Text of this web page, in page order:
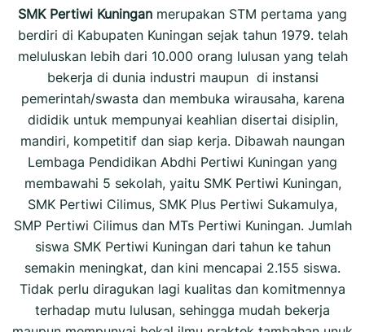
SMK Pertiwi Kuningan merupakan STM pertama yang
berdiri di Kabupaten Kuningan sejak tahun 1979. telah
meluluskan lebih dari 10.000 orang lulusan yang telah
bekerja di dunia industri maupun di instansi
pemerintah/swasta dan membuka wirausaha, karena
dididik untuk mempunyai keahlian disertai disiplin,
mandiri, kompetitif dan siap kerja. Dibawah naungan
Lembaga Pendidikan Abdhi Pertiwi Kuningan yang
membawahi 5 sekolah, yaitu SMK Pertiwi Kuningan,
SMK Pertiwi Cilimus, SMK Plus Pertiwi Sukamulya,
SMP Pertiwi Cilimus dan MTs Pertiwi Kuningan. Jumlah
siswa SMK Pertiwi Kuningan dari tahun ke tahun
semakin meningkat, dan kini mencapai 2.155 siswa.
Tidak perlu diragukan lagi kualitas dan komitmennya
terhadap mutu lulusan, sehingga mudah bekerja